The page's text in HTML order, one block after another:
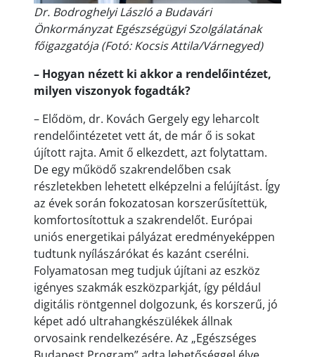
Dr. Bodroghelyi László a Budavári
Önkormányzat Egészségügyi Szolgálatának
főigazgatója (Fotó: Kocsis Attila/Várnegyed)
– Hogyan nézett ki akkor a rendelőintézet,
milyen viszonyok fogadták?
– Elődöm, dr. Kovách Gergely egy leharcolt
rendelőintézetet vett át, de már ő is sokat
újított rajta. Amit ő elkezdett, azt folytattam.
De egy működő szakrendelőben csak
részletekben lehetett elképzelni a felújítást. Így
az évek során fokozatosan korszerűsítettük,
komfortosítottuk a szakrendelőt. Európai
uniós energetikai pályázat eredményeképpen
tudtunk nyílászárókat és kazánt cserélni.
Folyamatosan meg tudjuk újítani az eszköz
igényes szakmák eszközparkját, így például
digitális röntgennel dolgozunk, és korszerű, jó
képet adó ultrahangkészülékek állnak
orvosaink rendelkezésére. Az „Egészséges